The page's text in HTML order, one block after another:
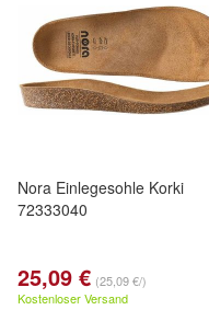
Nora Einlegesohle Korki
72333040
25,09 € (25,09 €/)
Kostenloser Versand